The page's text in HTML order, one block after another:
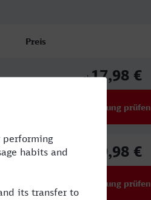
Preis
ab17,98 €
Verbindung prüfen
19,98 €
Verbindung prüfen